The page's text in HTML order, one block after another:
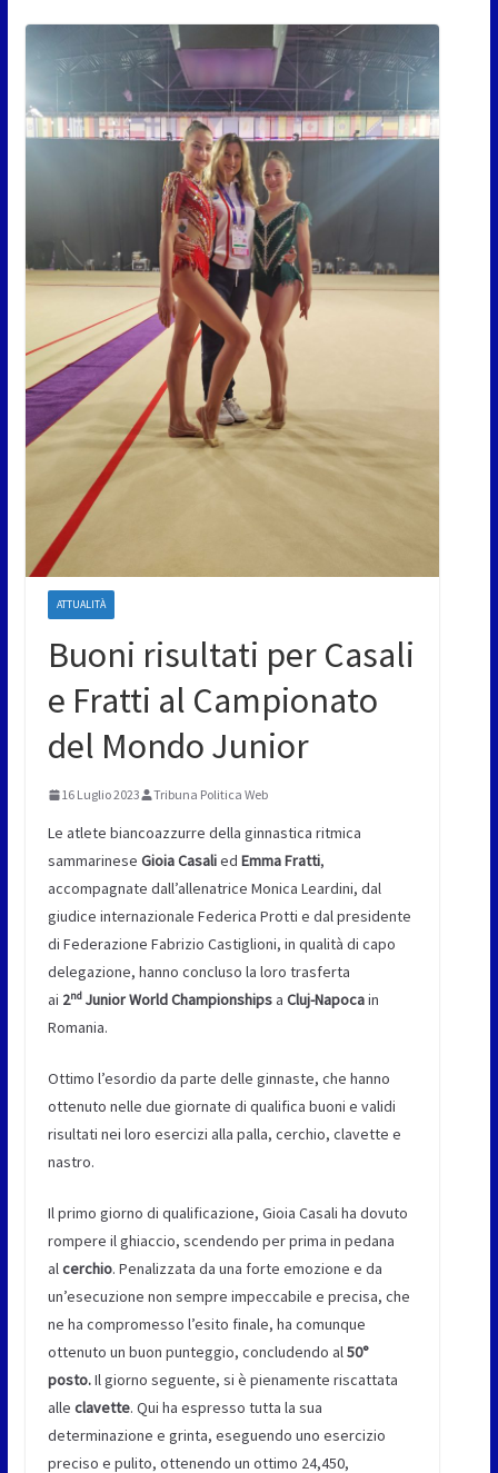
ATTUALITÀ
Buoni risultati per Casali
e Fratti al Campionato
del Mondo Junior
16 Luglio 2023 Tribuna Politica Web
Le atlete biancoazzurre della ginnastica ritmica
sammarinese Gioia Casalied Emma Fratti,
accompagnate dall’allenatrice Monica Leardini, dal
giudice internazionale Federica Protti e dal presidente
di Federazione Fabrizio Castiglioni, in qualità di capo
delegazione, hanno concluso la loro trasferta
ai 2nd Junior World Championships a Cluj-Napocain
Romania.
Ottimo l’esordio da parte delle ginnaste, che hanno
ottenuto nelle due giornate di qualifica buoni e validi
risultati nei loro esercizi alla palla, cerchio, clavette e
nastro.
Il primo giorno di qualificazione, Gioia Casali ha dovuto
rompere il ghiaccio, scendendo per prima in pedana
alcerchio. Penalizzata da una forte emozione e da
un’esecuzione non sempre impeccabile e precisa, che
ne ha compromesso l’esito finale, ha comunque
ottenuto un buon punteggio, concludendo al50°
posto.Il giorno seguente, si è pienamente riscattata
alle clavette. Qui ha espresso tutta la sua
determinazione e grinta, eseguendo uno esercizio
preciso e pulito, ottenendo un ottimo 24,450,